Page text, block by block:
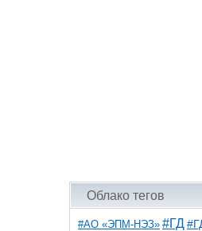
Облако тегов
#АО «ЭПМ-НЭЗ» #ГД